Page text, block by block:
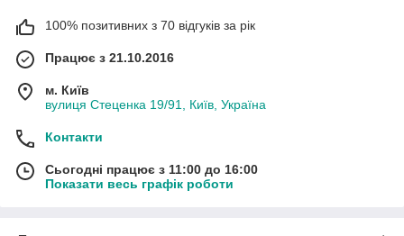
100% позитивних з 70 відгуків за рік
Працює з 21.10.2016
м. Київ
вулиця Стеценка 19/91, Київ, Україна
Контакти
Сьогодні працює з 11:00 до 16:00
Показати весь графік роботи